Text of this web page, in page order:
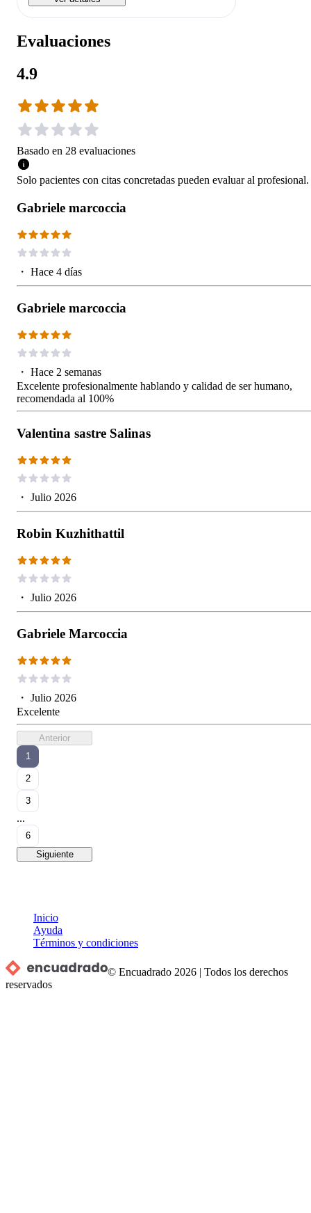
Evaluaciones
4.9
Basado en 28 evaluaciones
Solo pacientes con citas concretadas pueden evaluar al profesional.
Gabriele marcoccia
・ Hace 4 días
Gabriele marcoccia
・ Hace 2 semanas
Excelente profesionalmente hablando y calidad de ser humano,
recomendada al 100%
Valentina sastre Salinas
・ Julio 2026
Robin Kuzhithattil
・ Julio 2026
Gabriele Marcoccia
・ Julio 2026
Excelente
Anterior
1
2
3
...
6
Siguiente
Inicio
Ayuda
Términos y condiciones
© Encuadrado 2026 |Todos los derechos
reservados